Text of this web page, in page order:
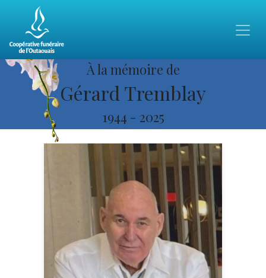
À la mémoire de
Gérard Tremblay
1944 - 2025